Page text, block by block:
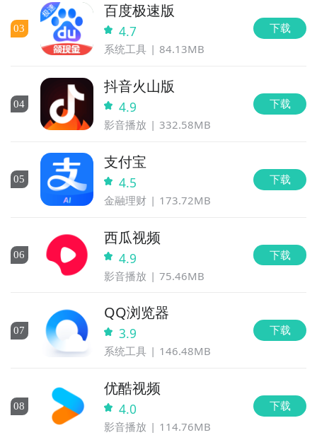
03
百度极速版
4.7
系统工具 84.13MB
下载
04
抖音火山版
4.9
影音播放 332.58MB
下载
05
支付宝
4.5
金融理财 173.72MB
下载
06
西瓜视频
4.9
影音播放 75.46MB
下载
07
QQ浏览器
3.9
系统工具 146.48MB
下载
08
优酷视频
4.0
影音播放 114.76MB
下载